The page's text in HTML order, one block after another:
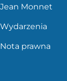
Jean Monnet
Wydarzenia
Nota prawna